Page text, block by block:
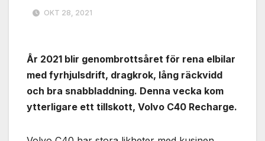
OKT 28, 2021
År 2021 blir genombrottsåret för rena elbilar
med fyrhjulsdrift, dragkrok, lång räckvidd
och bra snabbladdning. Denna vecka kom
ytterligare ett tillskott, Volvo C40 Recharge.